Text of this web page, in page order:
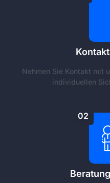
Nehmen Sie Kontakt mit
individuellen
02